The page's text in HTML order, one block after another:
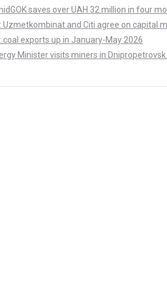
saves over UAH 32 million in four
Uzmetkombinat and Citi agree on capital
coal exports up in January-May 2026
Minister visits miners in